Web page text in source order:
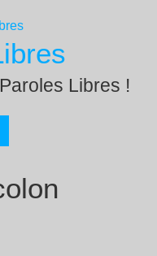
Libres !